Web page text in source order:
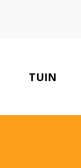
TUIN